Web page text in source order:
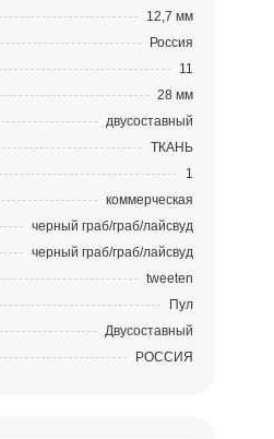
12,7 мм
Россия
11
28 мм
двусоставный
ТКАНЬ
1
коммерческая
черный граб/граб/лайсвуд
черный граб/граб/лайсвуд
tweeten
Пул
Двусоставный
РОССИЯ